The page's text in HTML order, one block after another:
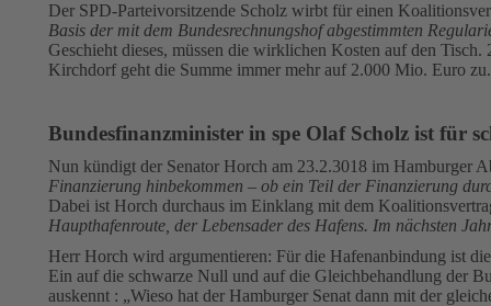
Der SPD-Parteivorsitzende Scholz wirbt für einen
Basis der mit dem Bundesrechnungshof abgestimmten
Geschieht dieses, müssen die wirklichen Kosten auf den
Kirchdorf geht die Summe immer mehr auf 2.000 Mio. Euro zu.
Bundesfinanzminister in spe Olaf Scholz ist für
Nun kündigt der Senator Horch am 23.2.3018 im Hamburger
Finanzierung hinbekommen – ob ein Teil der Finanzierung
Dabei ist Horch durchaus im Einklang mit dem
Haupthafenroute, der Lebensader des Hafens. Im nächsten
Herr Horch wird argumentieren: Für die Hafenanbindung ist
Ein auf die schwarze Null und auf die Gleichbehandlung der
auskennt : „Wieso hat der Hamburger Senat dann mit der